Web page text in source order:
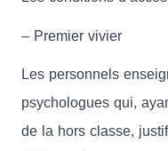
– Premier vivier
Les personnels
psychologues qui,
de la hors classe,